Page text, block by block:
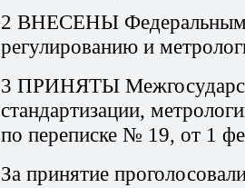
2 ВНЕСЕНЫ Федеральным
регулированию и
3 ПРИНЯТЫ
стандартизации,
по переписке № 19, от 1
За принятие